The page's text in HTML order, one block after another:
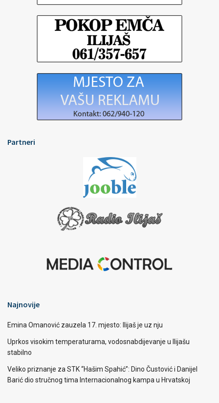
Partneri
Najnovije
Emina Omanović zauzela 17. mjesto: Ilijaš je uz nju
Uprkos visokim temperaturama, vodosnabdijevanje u Ilijašu
stabilno
Veliko priznanje za STK “Hašim Spahić”: Dino Čustović i Danijel
Barić dio stručnog tima Internacionalnog kampa u Hrvatskoj